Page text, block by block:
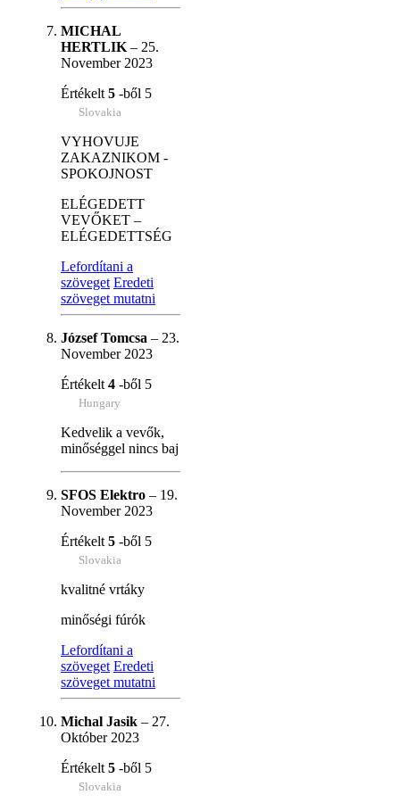
MICHAL
HERTLIK – 25.
November 2023
Értékelt 5 -ből 5
Slovakia
VYHOVUJE
ZAKAZNIKOM -
SPOKOJNOST
ELÉGEDETT
VEVŐKET –
ELÉGEDETTSÉG
Lefordítani a
szöveget Eredeti
szöveget mutatni
József Tomcsa – 23.
November 2023
Értékelt 4 -ből 5
Hungary
Kedvelik a vevők,
minőséggel nincs baj
SFOS Elektro – 19.
November 2023
Értékelt 5 -ből 5
Slovakia
kvalitné vrtáky
minőségi fúrók
Lefordítani a
szöveget Eredeti
szöveget mutatni
Michal Jasik – 27.
Október 2023
Értékelt 5 -ből 5
Slovakia